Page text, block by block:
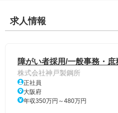
求人情報
障がい者採用/一般事務・
株式会社神戸製鋼所
正社員
大阪府
年収350万円～480万円